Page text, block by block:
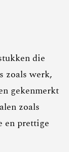
die
zoals werk,
gekenmerkt
zoals
en prettige